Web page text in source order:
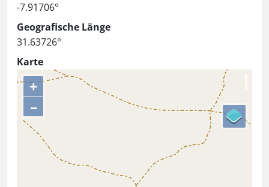
-7.91706°
Geografische Länge
31.63726°
Karte
+
–